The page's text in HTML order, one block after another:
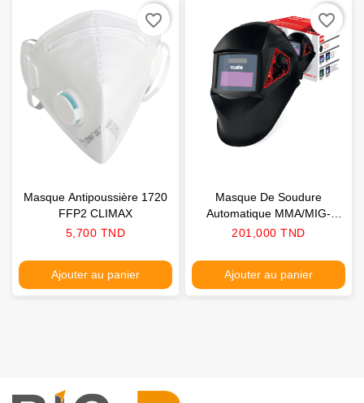
Masque Antipoussière 1720
FFP2 CLIMAX
Prix
5,700 TND
Ajouter au panier
favorite_border
Masque De Soudure
Automatique MMA/MIG-
MAC/TIG TELWIN
Prix
201,000 TND
Ajouter au panier
favorite_border